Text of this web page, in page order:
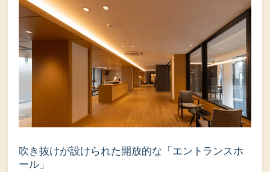
吹き抜けが設けられた開放的な「エントランスホ
ール」